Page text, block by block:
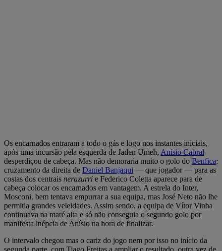
Os encarnados entraram a todo o gás e logo nos instantes iniciais,
após uma incursão pela esquerda de Jaden Umeh, Anísio Cabral
desperdiçou de cabeça. Mas não demoraria muito o golo do Benfica:
cruzamento da direita de Daniel Banjaqui — que jogador — para as
costas dos centrais nerazurri e Federico Coletta aparece para de
cabeça colocar os encarnados em vantagem. A estrela do Inter,
Mosconi, bem tentava empurrar a sua equipa, mas José Neto não lhe
permitia grandes veleidades. Assim sendo, a equipa de Vítor Vinha
continuava na maré alta e só não conseguia o segundo golo por
manifesta inépcia de Anísio na hora de finalizar.
O intervalo chegou mas o cariz do jogo nem por isso no início da
segunda parte, com Tiago Freitas a ampliar o resultado, outra vez de